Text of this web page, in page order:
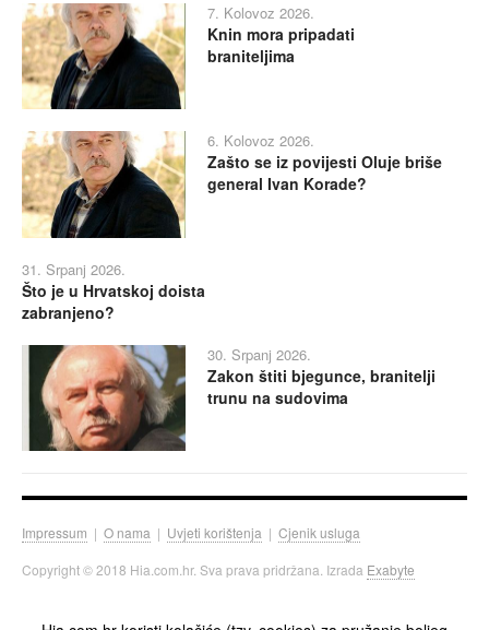
7. Kolovoz 2026.
Knin mora pripadati
braniteljima
6. Kolovoz 2026.
Zašto se iz povijesti Oluje briše
general Ivan Korade?
31. Srpanj 2026.
Što je u Hrvatskoj doista
zabranjeno?
30. Srpanj 2026.
Zakon štiti bjegunce, branitelji
trunu na sudovima
Impressum | O nama | Uvjeti korištenja | Cjenik usluga
Copyright © 2018 Hia.com.hr. Sva prava pridržana. Izrada Exabyte